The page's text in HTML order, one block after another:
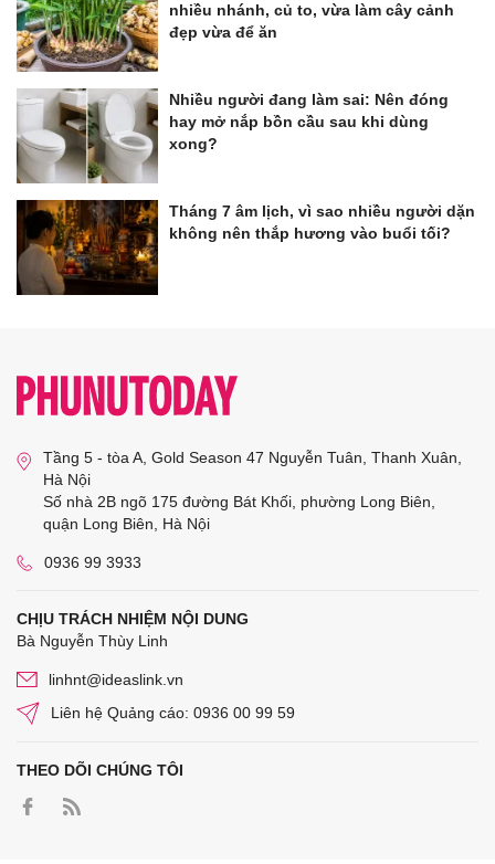
nhiều nhánh, củ to, vừa làm cây cảnh
đẹp vừa để ăn
Nhiều người đang làm sai: Nên đóng
hay mở nắp bồn cầu sau khi dùng
xong?
Tháng 7 âm lịch, vì sao nhiều người dặn
không nên thắp hương vào buổi tối?
Tầng 5 - tòa A, Gold Season 47 Nguyễn Tuân, Thanh Xuân,
Hà Nội
Số nhà 2B ngõ 175 đường Bát Khối, phường Long Biên,
quận Long Biên, Hà Nội
0936 99 3933
CHỊU TRÁCH NHIỆM NỘI DUNG
Bà Nguyễn Thùy Linh
linhnt@ideaslink.vn
Liên hệ Quảng cáo: 0936 00 99 59
THEO DÕI CHÚNG TÔI